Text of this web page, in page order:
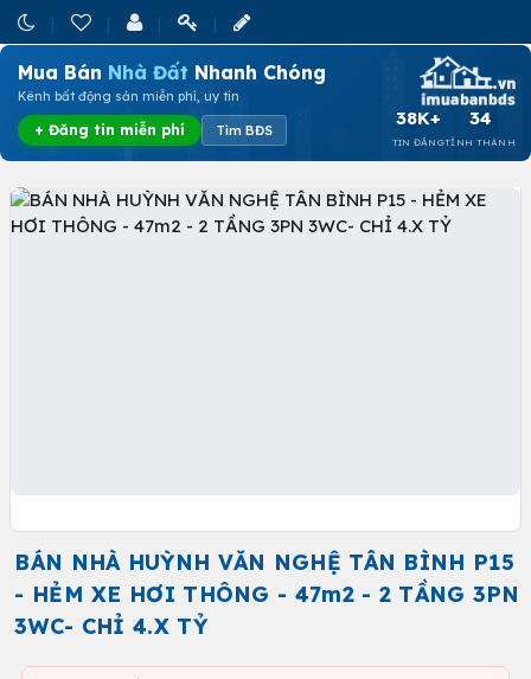
Mua Bán Nhà Đất Nhanh Chóng
Kênh bất động sản miễn phí, uy tín
+ Đăng tin miễn phí Tìm BĐS
38K+
TIN ĐĂNG
34
TỈNH THÀNH
BÁN NHÀ HUỲNH VĂN NGHỆ TÂN BÌNH P15
- HẺM XE HƠI THÔNG - 47m2 - 2 TẦNG 3PN
3WC- CHỈ 4.X TỶ